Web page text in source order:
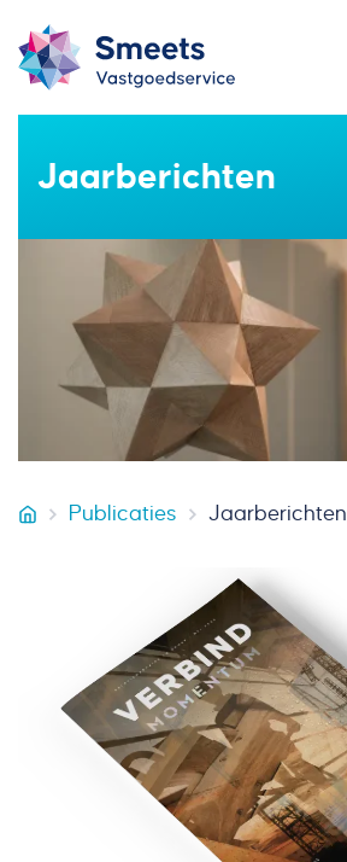
Jaarberichten
Smeets Vastgoedservice
Publicaties Jaarberichten